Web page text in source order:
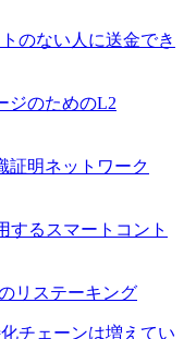
のない人に送金でき
ジのためのL2
証明ネットワーク
するスマートコント
リステーキング
チェーンは増えてい